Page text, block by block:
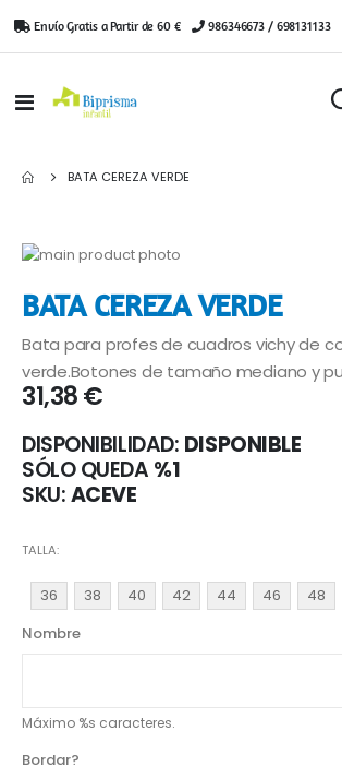
Envío Gratis a Partir de 60 € | 986346673 / 698131133
Toggle
BATA CEREZA VERDE
Saltar
final
de
la
galería
de
imágenes
al
comienzo
de
la
galería
imágenes
BATA CEREZA VERDE
Bata para profes de cuadros vichy de
verde.Botones de tamaño mediano y
31,38 €
DISPONIBILIDAD: DISPONIBLE
SÓLO QUEDA %1
SKU ACEVE
TALLA
36 38 40 42 44 46 48
Nombre
Máximo %s caracteres.
Bordar?